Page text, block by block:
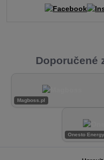
Doporučené
Magboss.pl
Onesto Energy